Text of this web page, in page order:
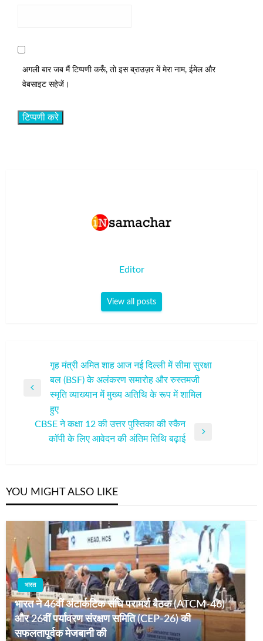
अगली बार जब मैं टिप्पणी करूँ, तो इस ब्राउज़र में मेरा नाम, ईमेल और
वेबसाइट सहेजें।
Editor
View all posts
नेविगेशन
Previous
गृह मंत्री अमित शाह आज नई दिल्ली में सीमा सुरक्षा
बल (BSF) के अलंकरण समारोह और रुस्तमजी
स्मृति व्याख्यान में मुख्य अतिथि के रूप में शामिल
हुए
CBSE ने कक्षा 12 की उत्तर पुस्तिका की स्कैन
कॉपी के लिए आवेदन की अंतिम तिथि बढ़ाई
YOU MIGHT ALSO LIKE
भारत
भारत ने 46वीं अंटार्कटिक संधि परामर्श बैठक (ATCM-46)
और 26वीं पर्यावरण संरक्षण समिति (CEP-26) की
सफलतापूर्वक मेजबानी की